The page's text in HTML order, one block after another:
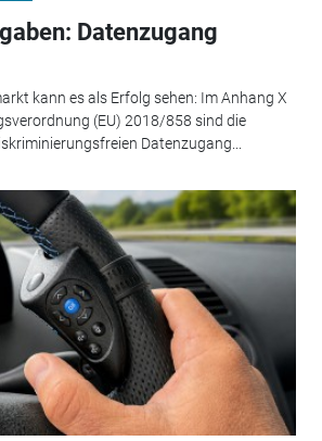
Datenzugang
kann es als Erfolg sehen: Im Anhang X
(EU) 2018/858 sind die
Datenzugang...